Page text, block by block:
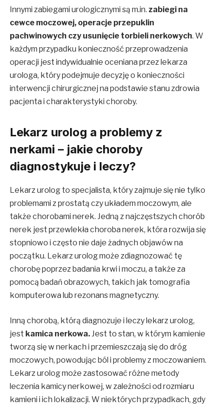
Innymi zabiegami urologicznymi są m.in. zabiegi na
cewce moczowej, operacje przepuklin
pachwinowych czy usunięcie torbieli nerkowych. W
każdym przypadku konieczność przeprowadzenia
operacji jest indywidualnie oceniana przez lekarza
urologa, który podejmuje decyzję o konieczności
interwencji chirurgicznej na podstawie stanu zdrowia
pacjenta i charakterystyki choroby.
Lekarz urolog a problemy z
nerkami – jakie choroby
diagnostykuje i leczy?
Lekarz urolog to specjalista, który zajmuje się nie tylko
problemami z prostatą czy układem moczowym, ale
także chorobami nerek. Jedną z najczęstszych chorób
nerek jest przewlekła choroba nerek, która rozwija się
stopniowo i często nie daje żadnych objawów na
początku. Lekarz urolog może zdiagnozować tę
chorobę poprzez badania krwi i moczu, a także za
pomocą badań obrazowych, takich jak tomografia
komputerowa lub rezonans magnetyczny.
Inną chorobą, którą diagnozuje i leczy lekarz urolog,
jest kamica nerkowa. Jest to stan, w którym kamienie
tworzą się w nerkach i przemieszczają się do dróg
moczowych, powodując ból i problemy z moczowaniem.
Lekarz urolog może zastosować różne metody
leczenia kamicy nerkowej, w zależności od rozmiaru
kamieni i ich lokalizacji. W niektórych przypadkach, gdy